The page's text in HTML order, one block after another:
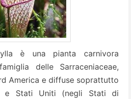
è una pianta carnivora
delle Sarraceniaceae,
America e diffuse soprattutto
e Stati Uniti (negli Stati di